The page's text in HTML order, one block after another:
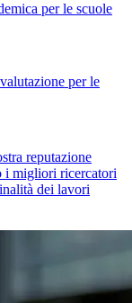
per le scuole
per le
reputazione
i migliori ricercatori
dei lavori